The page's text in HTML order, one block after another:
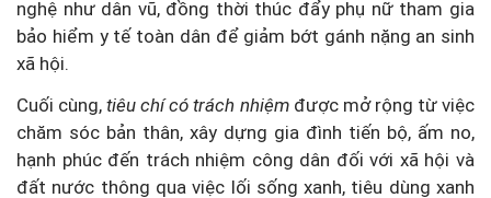
nghệ như dân vũ, đồng thời thúc đẩy phụ nữ tham gia
bảo hiểm y tế toàn dân để giảm bớt gánh nặng an sinh
xã hội.
Cuối cùng,tiêu chí có trách nhiệmđược mở rộng từ việc
chăm sóc bản thân, xây dựng gia đình tiến bộ, ấm no,
hạnh phúc đến trách nhiệm công dân đối với xã hội và
đất nước thông qua việc lối sống xanh, tiêu dùng xanh